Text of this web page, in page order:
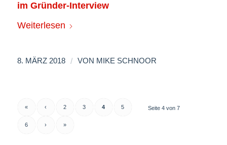
im Gründer-Interview
Weiterlesen
8. MÄRZ 2018 / VON MIKE SCHNOOR
Seite 4 von 7
« ‹ 2 3 4 5
6 › »